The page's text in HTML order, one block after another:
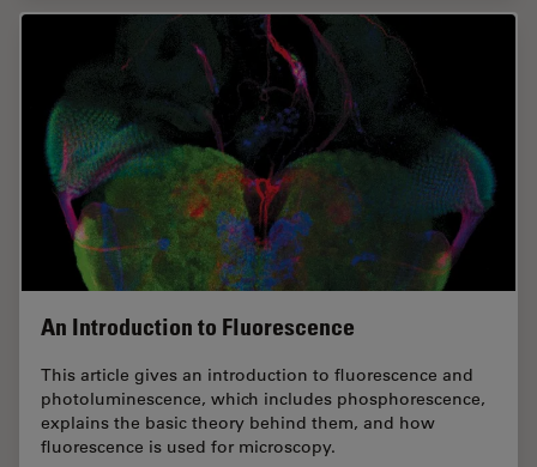
An Introduction to Fluorescence
This article gives an introduction to fluorescence and
photoluminescence, which includes phosphorescence,
explains the basic theory behind them, and how
fluorescence is used for microscopy.